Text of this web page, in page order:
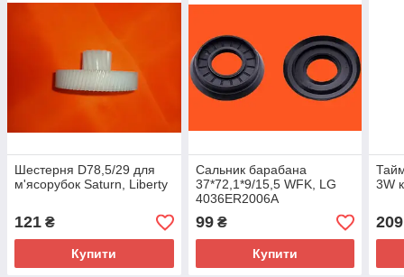
Шестерня D78,5/29 для
м'ясорубок Saturn, Liberty
121 ₴
Купити
Сальник барабана
37*72,1*9/15,5 WFK, LG
4036ER2006A
99₴
Купити
3W
209